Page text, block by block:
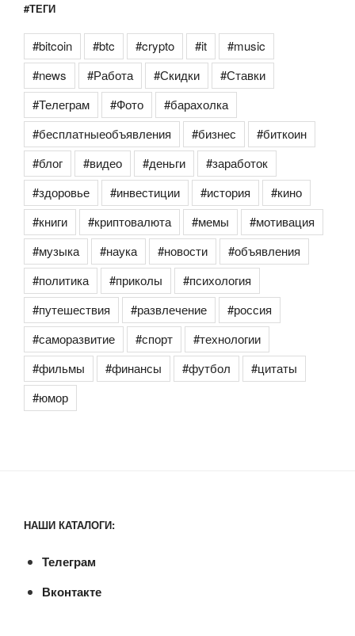
#ТЕГИ
#bitcoin #btc #crypto #it
#music
#news
#Работа #Скидки
#Ставки
#Телеграм
#Фото
#барахолка
#бесплатныеобъявления
#бизнес
#биткоин
#блог
#видео #деньги
#заработок
#здоровье
#инвестиции #история
#кино
#книги
#криптовалюта #мемы
#мотивация
#музыка
#наука #новости
#объявления
#политика
#приколы
#психология
#путешествия
#развлечение
#россия
#саморазвитие
#спорт
#технологии
#фильмы
#финансы #футбол
#цитаты
#юмор
НАШИ КАТАЛОГИ:
Телеграм
Вконтакте